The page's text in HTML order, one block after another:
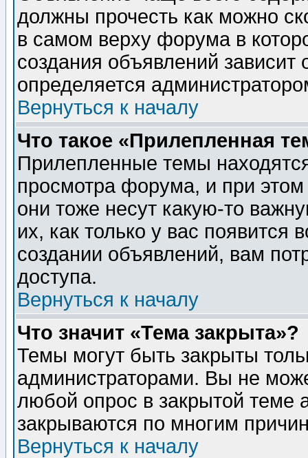
должны прочесть как можно
в самом верху форума в
создания объявлений зависит
определяется
Вернуться к началу
Что такое «Прилепленная
Прилепленные темы
просмотра форума, и при
они тоже несут какую-то
их, как только у вас появится
создании объявлений, вам
доступа.
Вернуться к началу
Что значит «Тема закрыта»?
Темы могут быть закрыты
администраторами. Вы не
любой опрос в закрытой теме
закрываются по многим
Вернуться к началу